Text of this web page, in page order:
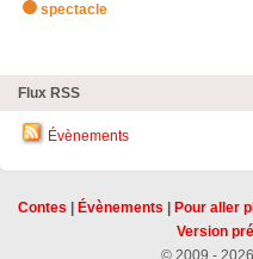
spectacle
Flux RSS
Évènements
Contes Évènements Pour aller
Version
© 2009 -